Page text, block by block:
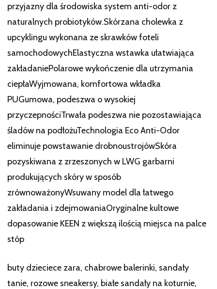
przyjazny dla środowiska system anti-odor z
naturalnych probiotyków.Skórzana cholewka z
upcyklingu wykonana ze skrawków foteli
samochodowychElastyczna wstawka ułatwiająca
zakładaniePolarowe wykończenie dla utrzymania
ciepłaWyjmowana, komfortowa wkładka
PUGumowa, podeszwa o wysokiej
przyczepnościTrwała podeszwa nie pozostawiająca
śladów na podłożuTechnologia Eco Anti-Odor
eliminuje powstawanie drobnoustrojówSkóra
pozyskiwana z zrzeszonych w LWG garbarni
produkujących skóry w sposób
zrównoważonyWsuwany model dla łatwego
zakładania i zdejmowaniaOryginalne kultowe
dopasowanie KEEN z większą ilością miejsca na palce
stóp
buty dzieciece zara, chabrowe balerinki, sandały
tanie, rozowe sneakersy, białe sandały na koturnie,